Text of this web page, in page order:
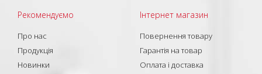
Рекомендуємо
Про нас
Продукція
Новинки
Інтернет магазин
Повернення товару
Гарантія на товар
Оплата і доставка